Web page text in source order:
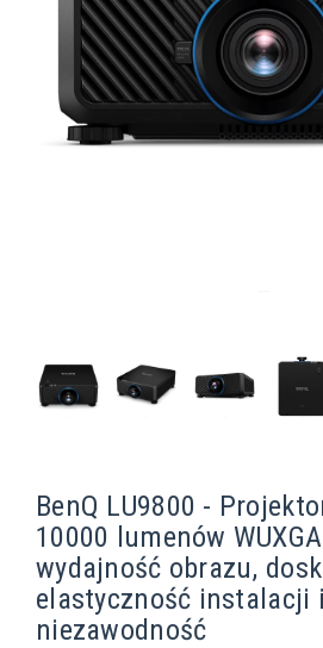
BenQ LU9800 -
10000 lumenów
wydajność obrazu,
elastyczność instalacji i
niezawodność